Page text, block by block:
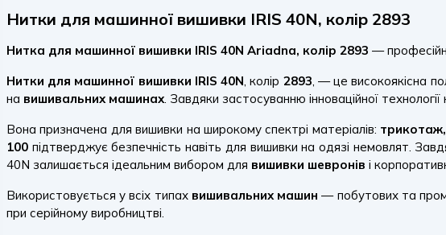
Нитки для машинної вишивки IRIS 40N, колір 2893
Нитка для машинної вишивки IRIS 40N Ariadna, колір 2893 —
Нитки для машинної вишивки IRIS 40N, колір 2893, — це високоякісна
на вишивальних машинах. Завдяки застосуванню інноваційної
Вона призначена для вишивки на широкому спектрі матеріалів:
100 підтверджує безпечність навіть для вишивки на одязі немовлят.
40N залишається ідеальним вибором для вишивки шевронів і
Використовується у всіх типах вишивальних машин — побутових та
при серійному виробництві.